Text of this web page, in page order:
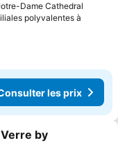
Dame Cathedral
polyvalentes à
les prix
mes favoris
by